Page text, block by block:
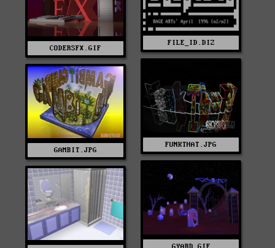
CODERSFX.GIF
FILE_ID.DIZ
FUNKTHAT.JPG
GAMBIT.JPG
GYARD.GIF